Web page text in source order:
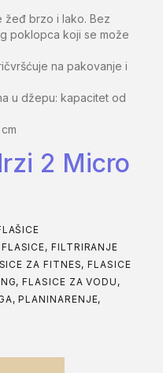
žeđ brzo i lako. Bez
poklopca koji se može
na pakovanje i
u džepu: kapacitet od
2 Micro
,FILTRIRANJE
ZA FITNES,FLASICE
,FLASICE ZA VODU ,
,PLANINARENJE,